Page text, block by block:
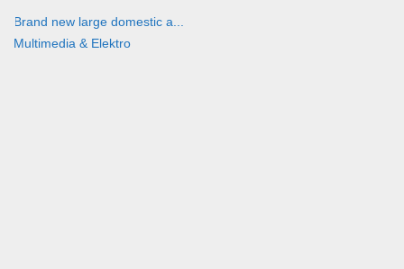
Brand new large domestic a...
Multimedia & Elektro